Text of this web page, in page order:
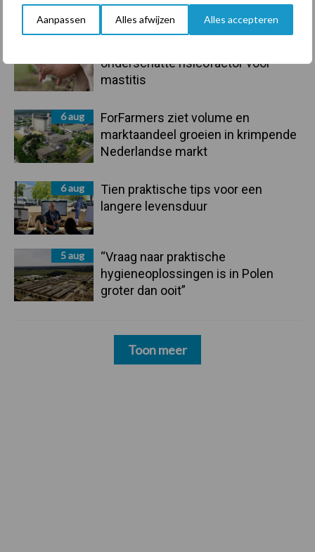
Aanpassen Alles afwijzen Alles accepteren
handel in de greep
onderschatte risicofactor voor
mastitis
6 aug
ForFarmers ziet volume en
marktaandeel groeien in krimpende
Nederlandse markt
6 aug
Tien praktische tips voor een
langere levensduur
5 aug
“Vraag naar praktische
hygieneoplossingen is in Polen
groter dan ooit”
Toon meer